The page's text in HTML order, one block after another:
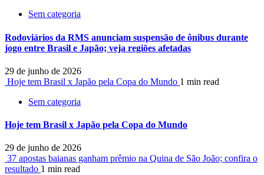
Sem categoria
Rodoviários da RMS anunciam suspensão de ônibus durante
jogo entre Brasil e Japão; veja regiões afetadas
29 de junho de 2026
Hoje tem Brasil x Japão pela Copa do Mundo 1 min read
Sem categoria
Hoje tem Brasil x Japão pela Copa do Mundo
29 de junho de 2026
37 apostas baianas ganham prêmio na Quina de São João; confira o
resultado 1 min read